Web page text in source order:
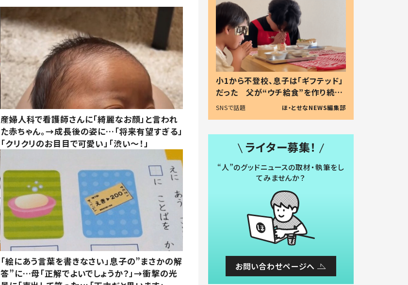
産婦人科で看護師さんに「綺麗なお顔」と言われ
た赤ちゃん。→成長後の姿に…「将来有望すぎる」
「クリクリのお目目で可愛い」「渋い～！」
「絵にあう言葉を書きなさい」息子の”まさかの解
答”に…母「正解でよいでしょうか？」→衝撃の光
小1から不登校、息子は「ギフテッド」
だった 父が“ウチ給食”を作り続け
る理由とは #令和の親 #令和の子
SNSで話題 ほ・とせなNEWS編集部
ライター募集！
“人”のグッドニュースの取材・執筆をし
てみませんか？
お問い合わせページへ